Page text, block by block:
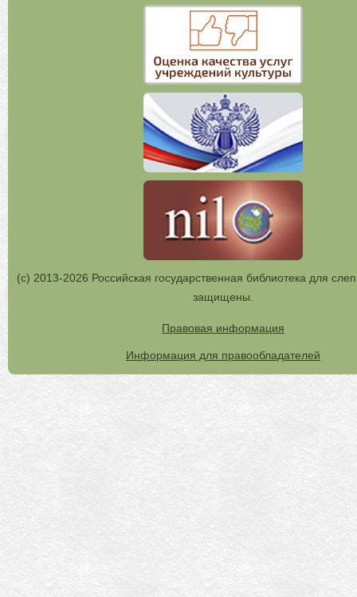
(с) 2013-2026 Российская государственная библиотека для
защищены.
Правовая информация
Информация для правообладателей